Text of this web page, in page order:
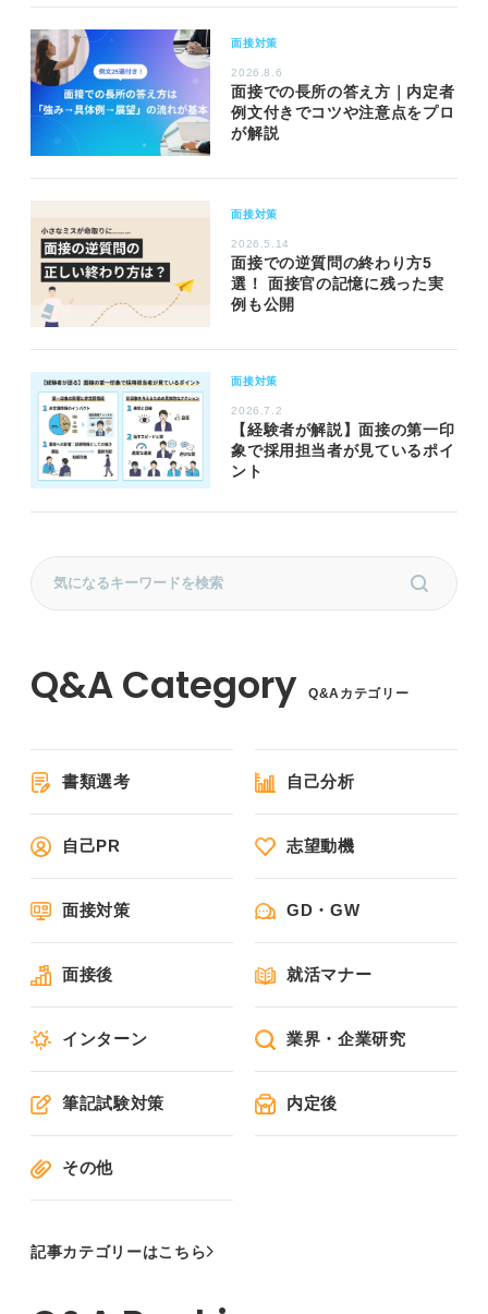
面接対策
2026.8.6
面接での長所の答え方｜内定者
例文付きでコツや注意点をプロ
が解説
面接対策
2026.5.14
面接での逆質問の終わり方5
選！ 面接官の記憶に残った実
例も公開
面接対策
2026.7.2
【経験者が解説】面接の第一印
象で採用担当者が見ているポイ
ント
Q&Aカテゴリー
書類選考 自己分析
自己PR 志望動機
面接対策 GD・GW
面接後 就活マナー
インターン 業界・企業研究
筆記試験対策 内定後
その他
記事カテゴリーはこちら